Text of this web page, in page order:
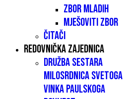
Zbor mladih
Mješoviti zbor
Čitači
Redovnička zajednica
Družba sestara
milosrdnica Svetoga
Vinka Paulskoga